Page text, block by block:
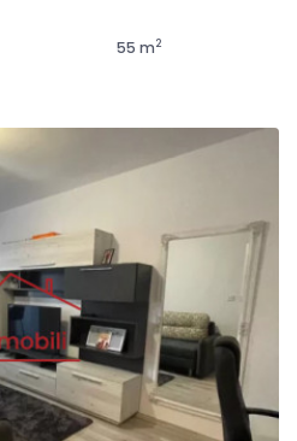
55 m2